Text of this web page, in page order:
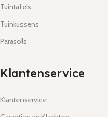
Tuintafels
Tuinkussens
Parasols
Klantenservice
Klantenservice